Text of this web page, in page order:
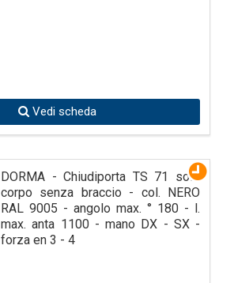
Vedi scheda
DORMA - Chiudiporta TS 71 solo
corpo senza braccio - col. NERO
RAL 9005 - angolo max. ° 180 - l.
max. anta 1100 - mano DX - SX -
forza en 3 - 4